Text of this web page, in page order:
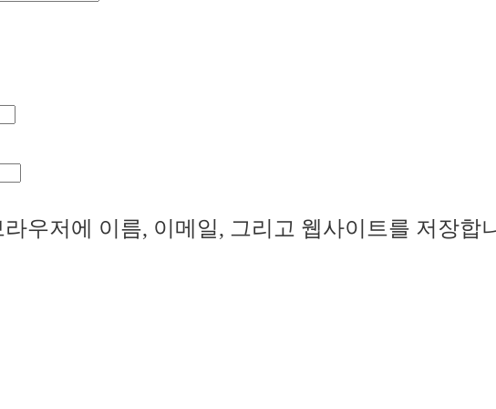
우저에 이름, 이메일, 그리고 웹사이트를 저장합